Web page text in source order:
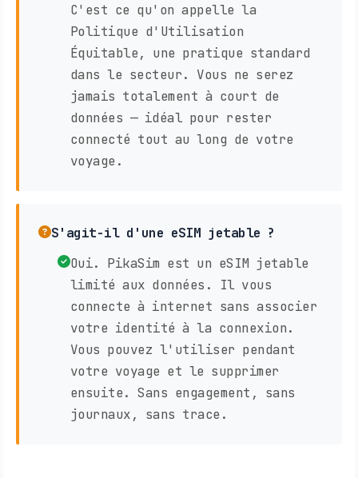
C'est ce qu'on appelle la
Politique d'Utilisation
Équitable, une pratique standard
dans le secteur. Vous ne serez
jamais totalement à court de
données — idéal pour rester
connecté tout au long de votre
voyage.
S'agit-il d'une eSIM jetable ?
Oui. PikaSim est un eSIM jetable
limité aux données. Il vous
connecte à internet sans associer
votre identité à la connexion.
Vous pouvez l'utiliser pendant
votre voyage et le supprimer
ensuite. Sans engagement, sans
journaux, sans trace.